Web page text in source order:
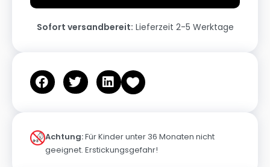
Sofort versandbereit: Lieferzeit 2-5 Werktage
Achtung:Für Kinder unter 36 Monaten nicht
geeignet. Erstickungsgefahr!